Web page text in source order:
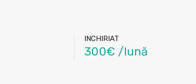
INCHIRIAT
300€ /lună